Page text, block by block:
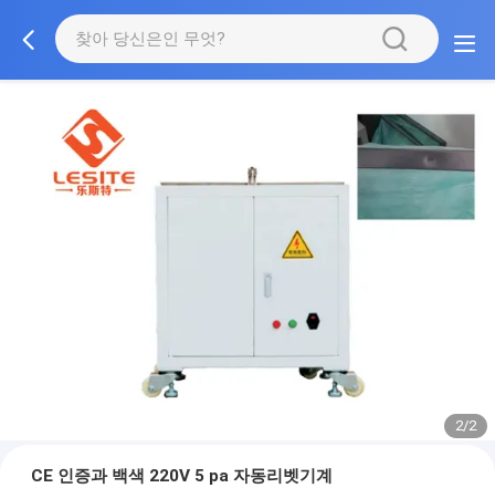
2/2
CE 인증과 백색 220V 5 pa 자동리벳기계